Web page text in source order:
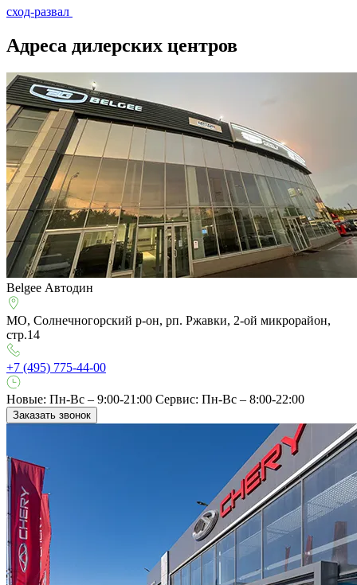
сход-развал
Адреса дилерских центров
Belgee Автодин
МО, Солнечногорский р-он, рп. Ржавки, 2-ой микрорайон,
стр.14
+7 (495) 775-44-00
Новые: Пн-Вс – 9:00-21:00 Сервис: Пн-Вс – 8:00-22:00
Заказать звонок